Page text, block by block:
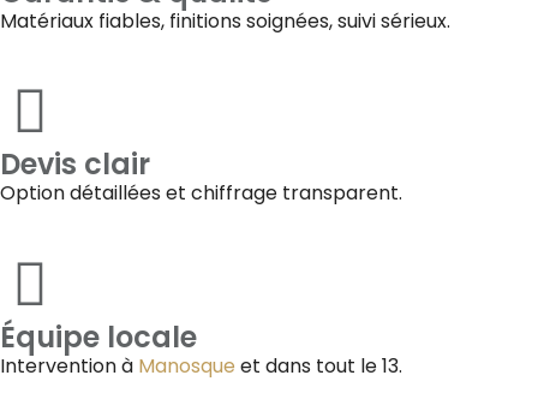
Matériaux fiables, finitions soignées, suivi sérieux.
Devis clair
Option détaillées et chiffrage transparent.
Équipe locale
Intervention à Manosque et dans tout le 13.